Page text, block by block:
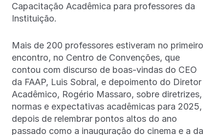
Capacitação Acadêmica para professores da
Instituição.
Mais de 200 professores estiveram no primeiro
encontro, no Centro de Convenções, que
contou com discurso de boas-vindas do CEO
da FAAP, Luis Sobral, e depoimento do Diretor
Acadêmico, Rogério Massaro, sobre diretrizes,
normas e expectativas acadêmicas para 2025,
depois de relembrar pontos altos do ano
passado como a inauguração do cinema e a da